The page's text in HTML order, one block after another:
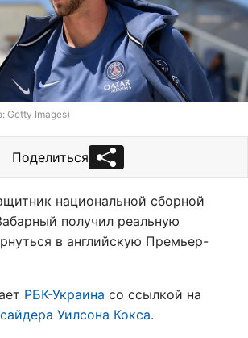
Getty Images)
Поделиться
национальной сборной
получил реальную
в английскую Премьер-
РБК-Украина со ссылкой на
Уилсона Кокса.